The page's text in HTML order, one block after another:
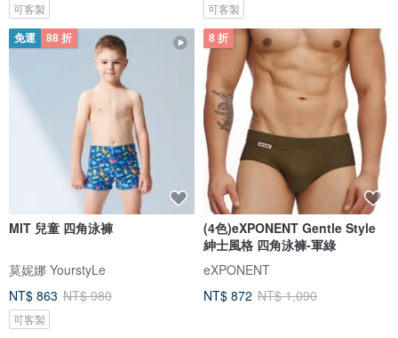
可客製 可客製
免運 88 折
MIT 兒童 四角泳褲
莫妮娜 YourstyLe
NT$ 863 NT$ 980
可客製
8 折
(4色)eXPONENT Gentle Style
紳士風格 四角泳褲-軍綠
eXPONENT
NT$ 872 NT$ 1,090